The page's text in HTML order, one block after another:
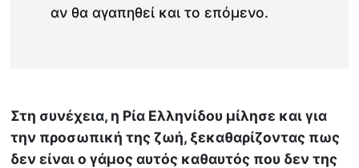
αν θα αγαπηθεί και το επόμενο.
Στη συνέχεια, η Ρία Ελληνίδου μίλησε και για
την προσωπική της ζωή, ξεκαθαρίζοντας πως
δεν είναι ο γάμος αυτός καθαυτός που δεν της